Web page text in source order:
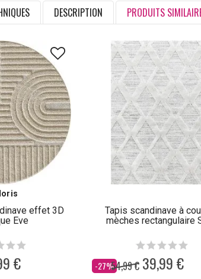
DESCRIPTION PRODUITS
effet 3D
Eve
€
Tapis scandinave à
mèches rectangulaire
-27%
Dès 54,99 € 39,99 €